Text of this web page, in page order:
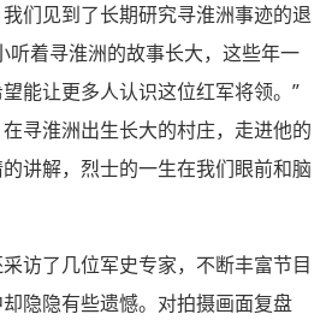
们见到了长期研究寻淮洲事迹的退
听着寻淮洲的故事长大，这些年一
能让更多人认识这位红军将领。”
寻淮洲出生长大的村庄，走进他的
讲解，烈士的一生在我们眼前和脑
访了几位军史专家，不断丰富节目
隐隐有些遗憾。对拍摄画面复盘